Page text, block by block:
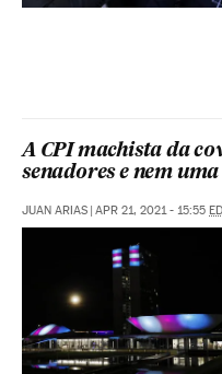
A CPI machista da
senadores e nem
JUAN ARIAS | APR 21, 2021 - 15:55